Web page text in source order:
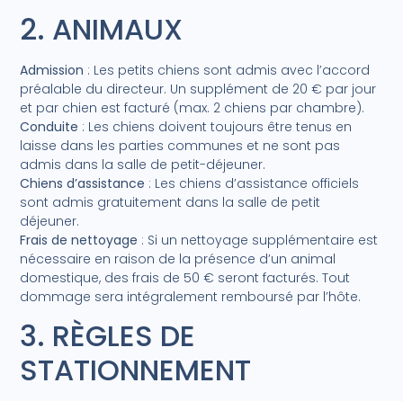
2. ANIMAUX
Admission : Les petits chiens sont admis avec l’accord
préalable du directeur. Un supplément de 20 € par jour
et par chien est facturé (max. 2 chiens par chambre).
Conduite : Les chiens doivent toujours être tenus en
laisse dans les parties communes et ne sont pas
admis dans la salle de petit-déjeuner.
Chiens d’assistance : Les chiens d’assistance officiels
sont admis gratuitement dans la salle de petit
déjeuner.
Frais de nettoyage : Si un nettoyage supplémentaire est
nécessaire en raison de la présence d’un animal
domestique, des frais de 50 € seront facturés. Tout
dommage sera intégralement remboursé par l’hôte.
3. RÈGLES DE
STATIONNEMENT